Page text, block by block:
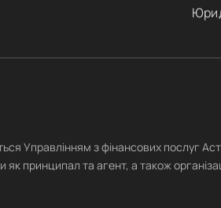
Управлінням з фінансових послуг
як принципал та агент, а також